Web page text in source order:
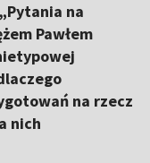
na
Pawłem
na rzecz
nich